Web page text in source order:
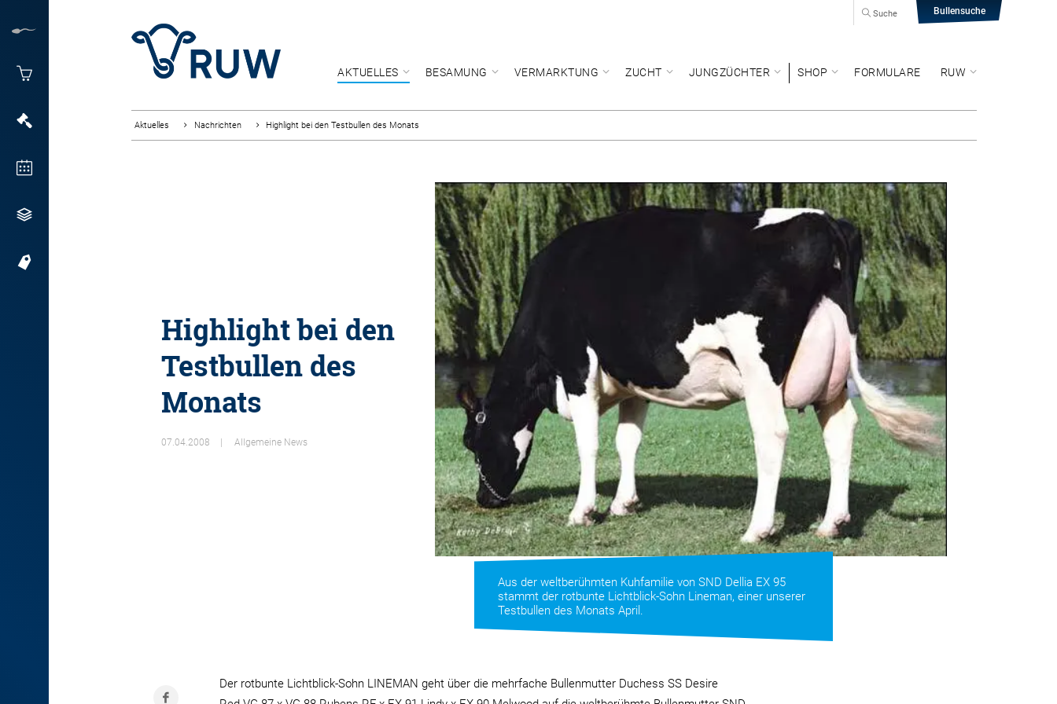
Bullensuche
Suche
AKTUELLES BESAMUNG VERMARKTUNG ZUCHT JUNGZÜCHTER SHOP FORMULARE RUW
Aktuelles Nachrichten Highlight bei den Testbullen des Monats
Highlight bei den
Testbullen des
Monats
07.04.2008 Allgemeine News
Aus der weltberühmten Kuhfamilie von SND Dellia EX 95
stammt der rotbunte Lichtblick-Sohn Lineman, einer unserer
Testbullen des Monats April.
Der rotbunte Lichtblick-Sohn LINEMAN geht über die mehrfache Bullenmutter Duchess SS Desire